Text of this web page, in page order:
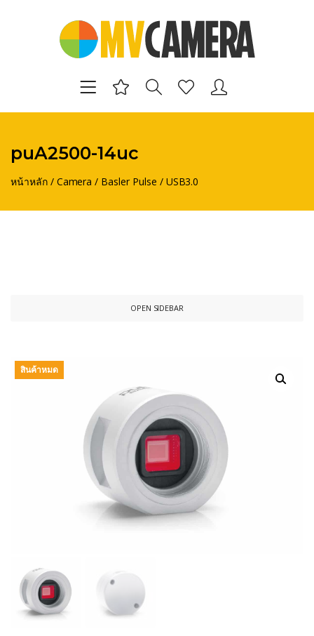
puA2500-14uc
หน้าหลัก/ Camera / Basler Pulse / USB3.0
OPEN SIDEBAR
สินค้าหมด